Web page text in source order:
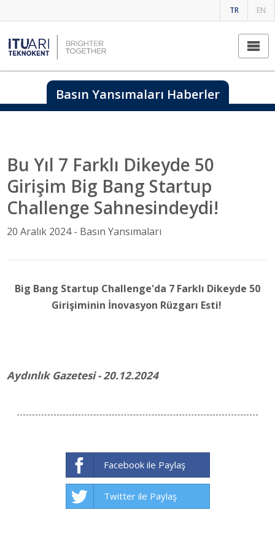
TR EN
Basın Yansımaları Haberler
Bu Yıl 7 Farklı Dikeyde 50
Girişim Big Bang Startup
Challenge Sahnesindeydi!
20 Aralık 2024 - Basın Yansımaları
Big Bang Startup Challenge'da 7 Farklı Dikeyde 50
Girişiminin İnovasyon Rüzgarı Esti!
Aydınlık Gazetesi - 20.12.2024
Facebook ile Paylaş
Twitter ile Paylaş